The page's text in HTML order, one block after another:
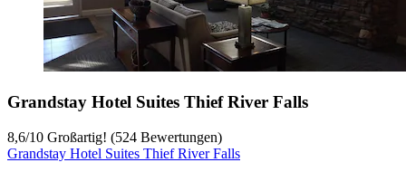
Grandstay Hotel Suites Thief River Falls
8,6/10 Großartig! (524 Bewertungen)
Grandstay Hotel Suites Thief River Falls